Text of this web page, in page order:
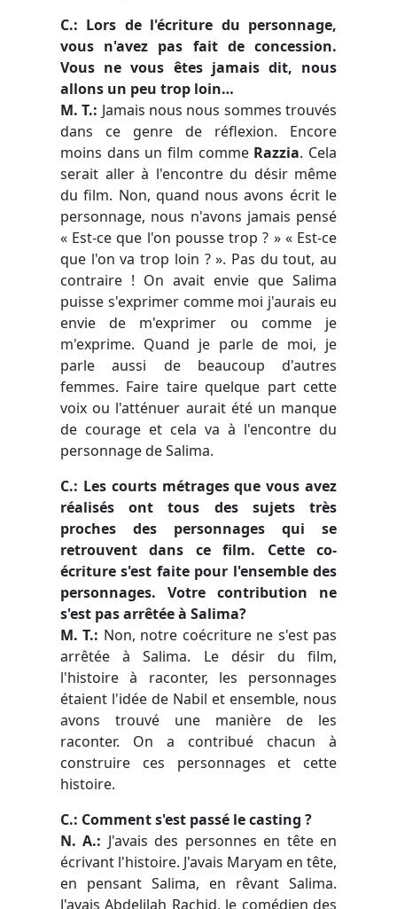
C.: Lors de l'écriture du personnage,
vous n'avez pas fait de concession.
Vous ne vous êtes jamais dit, nous
allons un peu trop loin…
M. T.: Jamais nous nous sommes trouvés
dans ce genre de réflexion. Encore
moins dans un film comme Razzia. Cela
serait aller à l'encontre du désir même
du film. Non, quand nous avons écrit le
personnage, nous n'avons jamais pensé
« Est-ce que l'on pousse trop ? » « Est-ce
que l'on va trop loin ? ». Pas du tout, au
contraire ! On avait envie que Salima
puisse s'exprimer comme moi j'aurais eu
envie de m'exprimer ou comme je
m'exprime. Quand je parle de moi, je
parle aussi de beaucoup d'autres
femmes. Faire taire quelque part cette
voix ou l'atténuer aurait été un manque
de courage et cela va à l'encontre du
personnage de Salima.
C.: Les courts métrages que vous avez
réalisés ont tous des sujets très
proches des personnages qui se
retrouvent dans ce film. Cette co-
écriture s'est faite pour l'ensemble des
personnages. Votre contribution ne
s'est pas arrêtée à Salima?
M. T.: Non, notre coécriture ne s'est pas
arrêtée à Salima. Le désir du film,
l'histoire à raconter, les personnages
étaient l'idée de Nabil et ensemble, nous
avons trouvé une manière de les
raconter. On a contribué chacun à
construire ces personnages et cette
histoire.
C.: Comment s'est passé le casting ?
N. A.: J'avais des personnes en tête en
écrivant l'histoire. J'avais Maryam en tête,
en pensant Salima, en rêvant Salima.
J'avais Abdelilah Rachid, le comédien des